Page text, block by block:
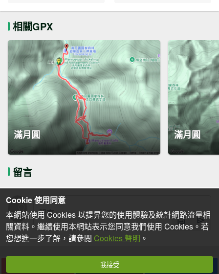
相關GPX
滿月圓 滿月圓
留言
下載
Cookie 使用同意
本網站使用 Cookies 以提昇您的使用體驗及統計網路流量相
關資料。繼續使用本網站表示您同意我們使用 Cookies。若
您想進一步了解，請參閱 Cookies 聲明 。
我接受